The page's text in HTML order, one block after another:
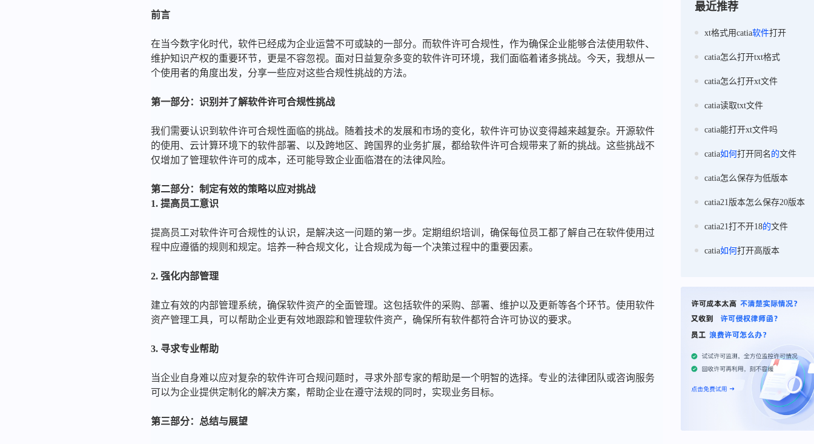
前言
在当今数字化时代，软件已经成为企业运营不可或缺的一部分。而软件许可合规性，作为确保企业能够合法使用软件、
维护知识产权的重要环节，更是不容忽视。面对日益复杂多变的软件许可环境，我们面临着诸多挑战。今天，我想从一
个使用者的角度出发，分享一些应对这些合规性挑战的方法。
第一部分：识别并了解软件许可合规性挑战
我们需要认识到软件许可合规性面临的挑战。随着技术的发展和市场的变化，软件许可协议变得越来越复杂。开源软件
的使用、云计算环境下的软件部署、以及跨地区、跨国界的业务扩展，都给软件许可合规带来了新的挑战。这些挑战不
仅增加了管理软件许可的成本，还可能导致企业面临潜在的法律风险。
第二部分：制定有效的策略以应对挑战
1. 提高员工意识
提高员工对软件许可合规性的认识，是解决这一问题的第一步。定期组织培训，确保每位员工都了解自己在软件使用过
程中应遵循的规则和规定。培养一种合规文化，让合规成为每一个决策过程中的重要因素。
2. 强化内部管理
建立有效的内部管理系统，确保软件资产的全面管理。这包括软件的采购、部署、维护以及更新等各个环节。使用软件
资产管理工具，可以帮助企业更有效地跟踪和管理软件资产，确保所有软件都符合许可协议的要求。
3. 寻求专业帮助
当企业自身难以应对复杂的软件许可合规问题时，寻求外部专家的帮助是一个明智的选择。专业的法律团队或咨询服务
可以为企业提供定制化的解决方案，帮助企业在遵守法规的同时，实现业务目标。
第三部分：总结与展望
最近推荐
xt格式用catia软件打开
catia怎么打开txt格式
catia怎么打开xt文件
catia读取txt文件
catia能打开xt文件吗
catia如何打开同名 的文件
catia怎么保存为低版本
catia21版本怎么保存20版本
catia21打不开18的文件
catia如何打开高版本